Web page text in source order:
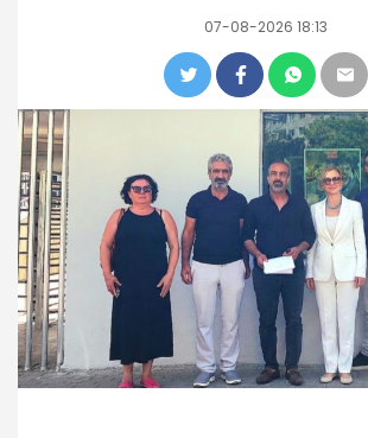
07-08-2026 18:13